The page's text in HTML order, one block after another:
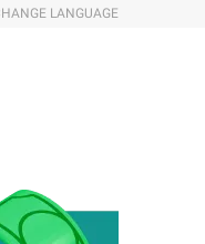
LANGUAGE